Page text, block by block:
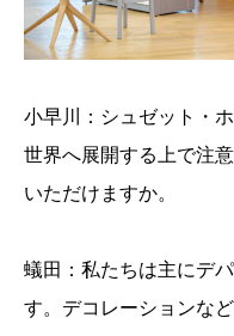
小早川：シュゼット・
世界へ展開する上で注
いただけますか。
蟻田：私たちは主にデ
す。デコレーションな